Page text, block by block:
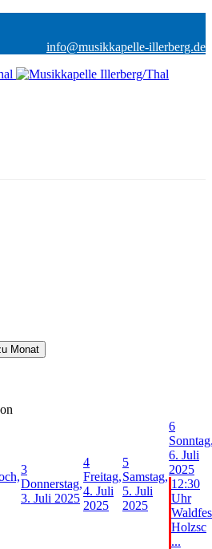
info@musikkapelle-illerberg.de
Monat
3
Donnerstag,
3. Juli 2025
4
Freitag,
4. Juli
2025
5
Samstag,
5. Juli
2025
6
6. Juli
2025
12:30
Uhr
Holzsc
...